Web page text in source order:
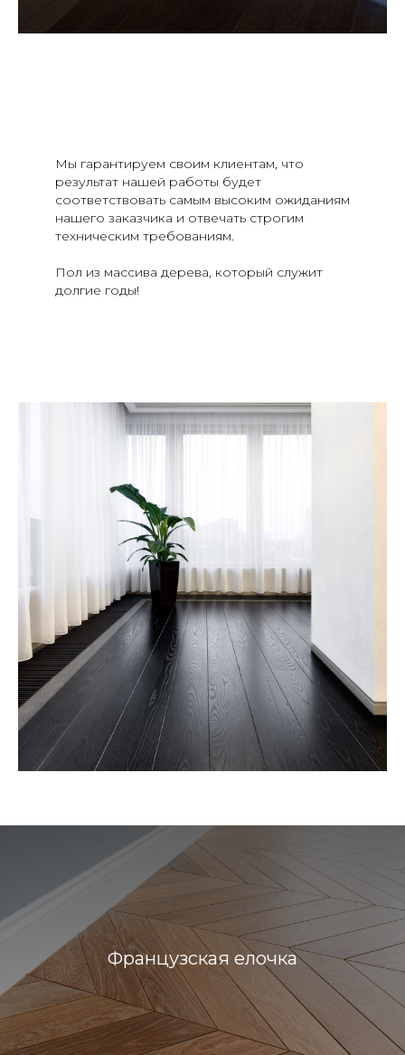
Мы гарантируем своим клиентам, что
результат нашей работы будет
соответствовать самым высоким ожиданиям
нашего заказчика и отвечать строгим
техническим требованиям.
Пол из массива дерева, который служит
долгие годы!
Французская елочка